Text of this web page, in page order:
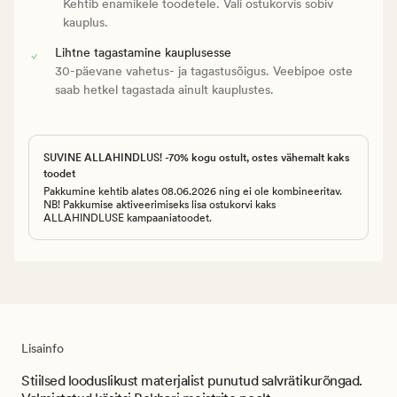
Kehtib enamikele toodetele. Vali ostukorvis sobiv
kauplus.
Lihtne tagastamine kauplusesse
30-päevane vahetus- ja tagastusõigus. Veebipoe oste
saab hetkel tagastada ainult kauplustes.
SUVINE ALLAHINDLUS! -70% kogu ostult, ostes vähemalt kaks
toodet
Pakkumine kehtib alates 08.06.2026 ning ei ole kombineeritav.
NB! Pakkumise aktiveerimiseks lisa ostukorvi kaks
ALLAHINDLUSE kampaaniatoodet.
Lisainfo
Stiilsed looduslikust materjalist punutud salvrätikurõngad.